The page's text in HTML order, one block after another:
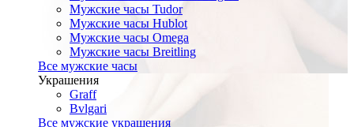
Мужские часы Tudor
Мужские часы Hublot
Мужские часы Omega
Мужские часы Breitling
Все мужские часы
Украшения
Graff
Bvlgari
Все мужские украшения